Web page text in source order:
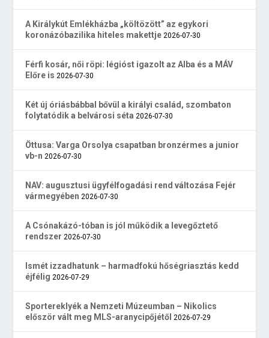
A Királykút Emlékházba „költözött” az egykori
koronázóbazilika hiteles makettje 2026-07-30
Férfi kosár, női röpi: légióst igazolt az Alba és a MÁV
Előre is 2026-07-30
Két új óriásbábbal bővül a királyi család, szombaton
folytatódik a belvárosi séta 2026-07-30
Öttusa: Varga Orsolya csapatban bronzérmes a junior
vb-n 2026-07-30
NAV: augusztusi ügyfélfogadási rend változása Fejér
vármegyében 2026-07-30
A Csónakázó-tóban is jól működik a levegőztető
rendszer 2026-07-30
Ismét izzadhatunk – harmadfokú hőségriasztás kedd
éjfélig 2026-07-29
Sportereklyék a Nemzeti Múzeumban – Nikolics
először vált meg MLS-aranycipőjétől 2026-07-29